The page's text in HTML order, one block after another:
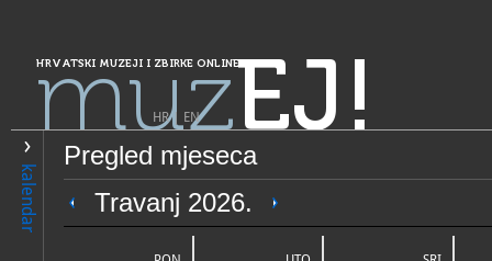
HRVATSKI MUZEJI I ZBIRKE ONLINE
muzEJ!
HR| EN
kalendar
Pregled mjeseca
Travanj 2026.
PRETRAŽIVANJE
Grad Zagreb
Galerija Klovićevi dvori